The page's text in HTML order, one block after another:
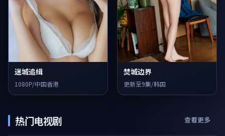
迷城追缉
1080P/中国香港
焚城边界
更新至9集/韩国
热门电视剧 查看更多